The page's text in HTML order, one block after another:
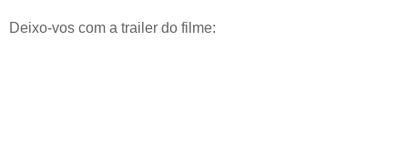
Deixo-vos com a trailer do filme: